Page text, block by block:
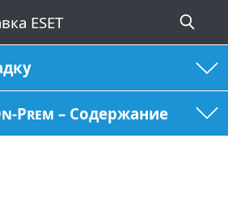
Prem – Содержание